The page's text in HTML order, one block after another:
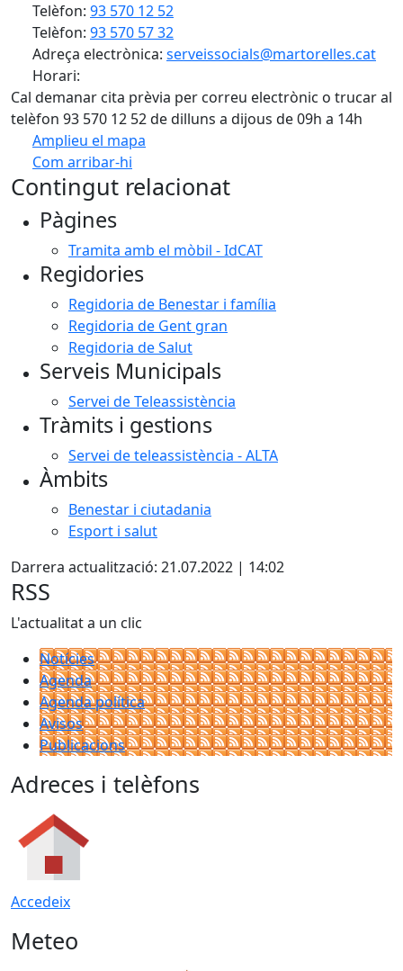
Telèfon: 93 570 12 52
Telèfon: 93 570 57 32
Adreça electrònica: serveissocials@martorelles.cat
Horari:
Cal demanar cita prèvia per correu electrònic o trucar al
telèfon 93 570 12 52 de dilluns a dijous de 09h a 14h
Amplieu el mapa
Com arribar-hi
+
Contingut relacionat
Pàgines
Tramita amb el mòbil - IdCAT
Regidories
Regidoria de Benestar i família
Regidoria de Gent gran
Regidoria de Salut
Serveis Municipals
Servei de Teleassistència
Tràmits i gestions
Servei de teleassistència - ALTA
Àmbits
Benestar i ciutadania
Esport i salut
Darrera actualització: 21.07.2022 | 14:02
RSS
L'actualitat a un clic
Notícies
Agenda
Agenda política
Avisos
Publicacions
Adreces i telèfons
Accedeix
Meteo